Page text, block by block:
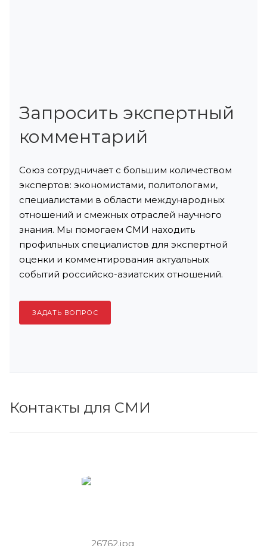
Запросить экспертный
комментарий
Союз сотрудничает с большим количеством
экспертов: экономистами, политологами,
специалистами в области международных
отношений и смежных отраслей научного
знания. Мы помогаем СМИ находить
профильных специалистов для экспертной
оценки и комментирования актуальных
событий российско-азиатских отношений.
ЗАДАТЬ ВОПРОС
Контакты для СМИ